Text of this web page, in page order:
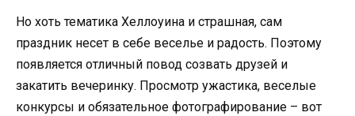
Но хоть тематика Хеллоуина и страшная, сам
праздник несет в себе веселье и радость. Поэтому
появляется отличный повод созвать друзей и
закатить вечеринку. Просмотр ужастика, веселые
конкурсы и обязательное фотографирование – вот